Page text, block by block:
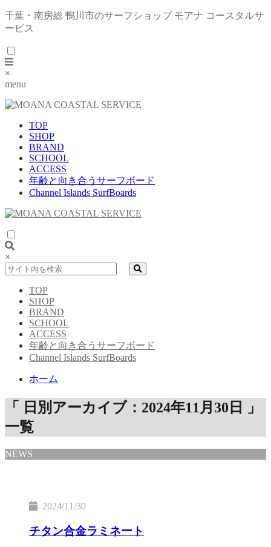
千葉・南房総 鴨川市のサーフショップ モアナ コースタルサ
ービス
×
menu
TOP
SHOP
BRAND
SCHOOL
ACCESS
年齢と向き合うサーフボード
Channel Islands SurfBoards
×
TOP
SHOP
BRAND
SCHOOL
ACCESS
年齢と向き合うサーフボード
Channel Islands SurfBoards
ホーム
「 日別アーカイブ：2024年11月30日 」
一覧
NEWS
2024/11/30
チタン合金ラミネート